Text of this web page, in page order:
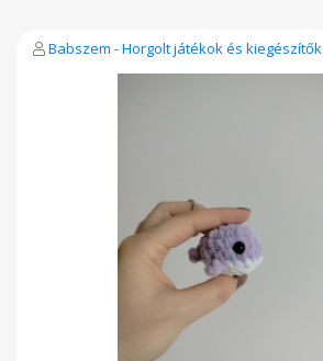
Babszem - Horgolt játékok és kiegészítők